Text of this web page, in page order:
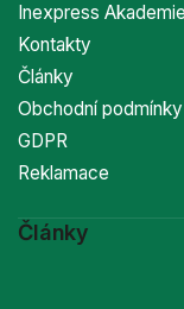
Inexpress Akademie
Kontakty
Články
Obchodní podmínky
GDPR
Reklamace
Články